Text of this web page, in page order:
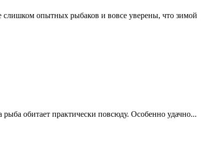
опытных рыбаков и вовсе уверены, что зимой
обитает практически повсюду. Особенно удачно...